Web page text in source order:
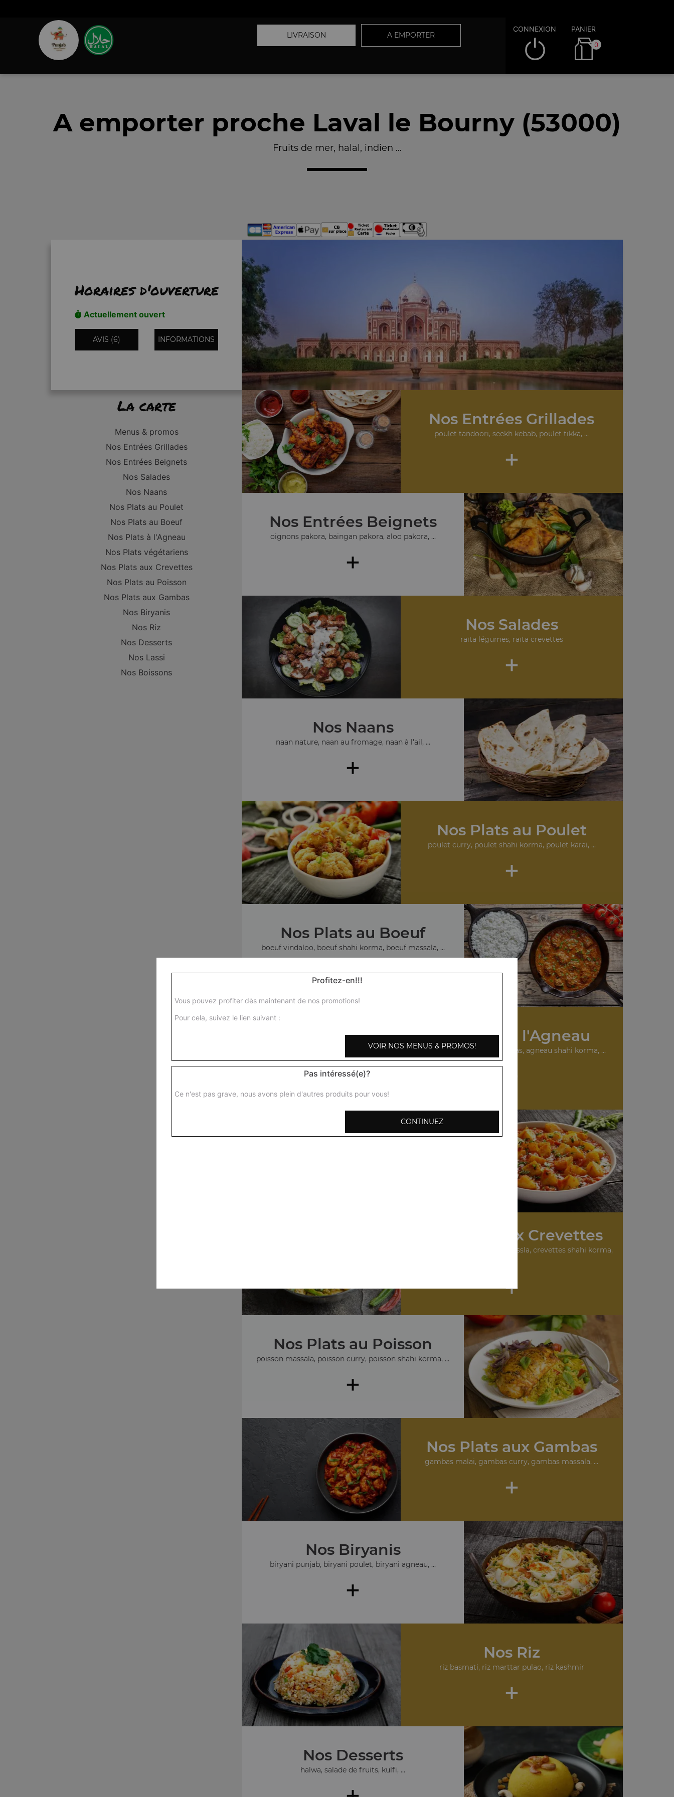
LIVRAISON A EMPORTER
CONNEXION PANIER
0
A emporter proche Laval le Bourny (53000)
Fruits de mer, halal, indien ...
Horaires d'ouverture
Actuellement ouvert
AVIS (6) INFORMATIONS
La carte
Menus & promos
Nos Entrées Grillades
Nos Entrées Beignets
Nos Salades
Nos Naans
Nos Plats au Poulet
Nos Plats au Boeuf
Nos Plats à l'Agneau
Nos Plats végétariens
Nos Plats aux Crevettes
Nos Plats au Poisson
Nos Plats aux Gambas
Nos Biryanis
Nos Riz
Nos Desserts
Nos Lassi
Nos Boissons
Nos Entrées Grillades
poulet tandoori, seekh kebab, poulet tikka, ...
+
Nos Entrées Beignets
oignons pakora, baingan pakora, aloo pakora, ...
+
Nos Salades
raïta légumes, raïta crevettes
+
Nos Naans
naan nature, naan au fromage, naan à l'ail, ...
+
Nos Plats au Poulet
poulet curry, poulet shahi korma, poulet karai, ...
+
Nos Plats au Boeuf
boeuf vindaloo, boeuf shahi korma, boeuf massala, ...
+
Nos Plats à l'Agneau
agneau curry, agneau madras, agneau shahi korma, ...
Nos Plats végétariens
Nos Plats aux Crevettes
crevettes curry, crevettes masssla, crevettes shahi korma,
+
Nos Plats au Poisson
poisson massala, poisson curry, poisson shahi korma, ...
+
Nos Plats aux Gambas
gambas malai, gambas curry, gambas massala, ...
+
Nos Biryanis
biryani punjab, biryani poulet, biryani agneau, ...
+
Nos Riz
riz basmati, riz marttar pulao, riz kashmir
+
Nos Desserts
halwa, salade de fruits, kulfi, ...
Profitez-en!!!
Vous pouvez profiter dès maintenant de nos promotions!
Pour cela, suivez le lien suivant :
VOIR NOS MENUS & PROMOS!
Pas intéressé(e)?
Ce n'est pas grave, nous avons plein d'autres produits pour vous!
CONTINUEZ